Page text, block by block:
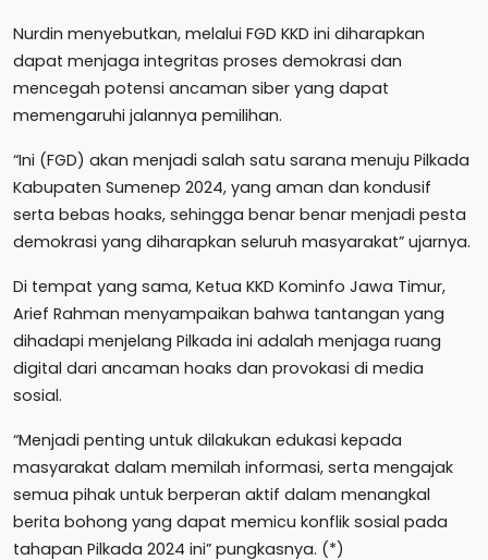
Nurdin menyebutkan, melalui FGD KKD ini diharapkan
dapat menjaga integritas proses demokrasi dan
mencegah potensi ancaman siber yang dapat
memengaruhi jalannya pemilihan.
“Ini (FGD) akan menjadi salah satu sarana menuju Pilkada
Kabupaten Sumenep 2024, yang aman dan kondusif
serta bebas hoaks, sehingga benar benar menjadi pesta
demokrasi yang diharapkan seluruh masyarakat” ujarnya.
Di tempat yang sama, Ketua KKD Kominfo Jawa Timur,
Arief Rahman menyampaikan bahwa tantangan yang
dihadapi menjelang Pilkada ini adalah menjaga ruang
digital dari ancaman hoaks dan provokasi di media
sosial.
“Menjadi penting untuk dilakukan edukasi kepada
masyarakat dalam memilah informasi, serta mengajak
semua pihak untuk berperan aktif dalam menangkal
berita bohong yang dapat memicu konflik sosial pada
tahapan Pilkada 2024 ini” pungkasnya. (*)